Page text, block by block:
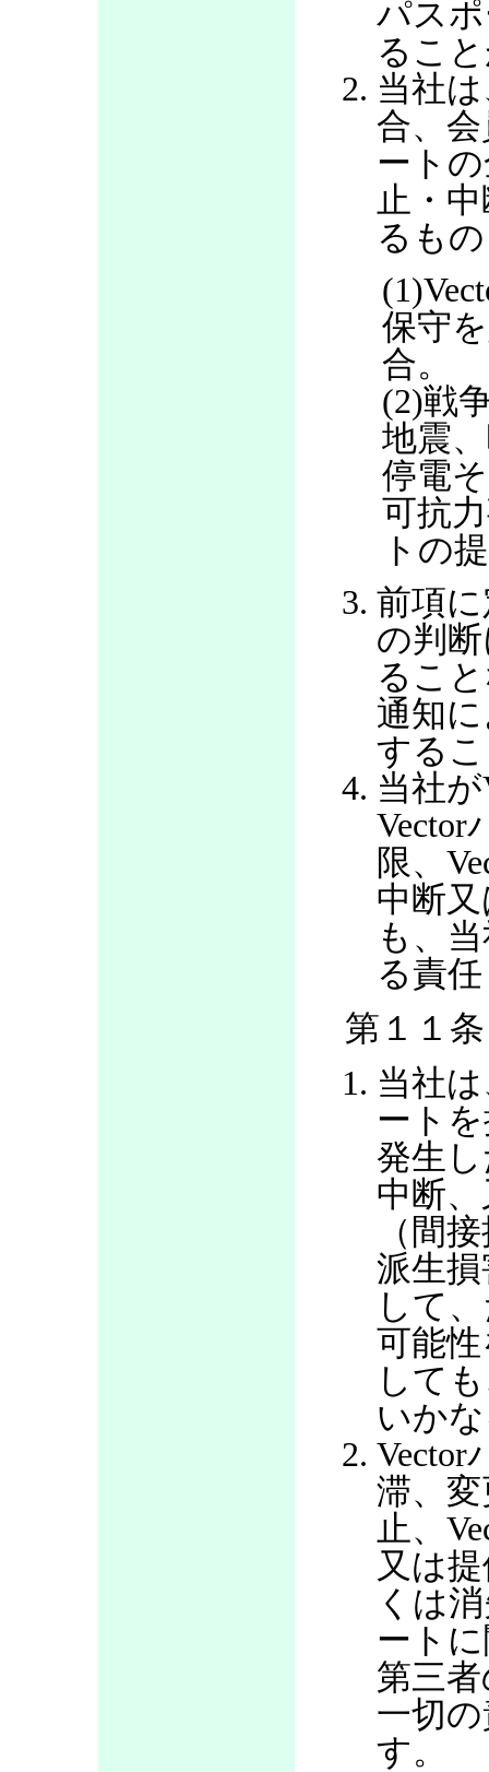
パス
るこ
当社
合、
ート
止・
るも
保守
合。
(2)戦
地震
停電
可抗
トの
前項
の判
るこ
通知
する
当社
Vector
限、
中断
も、
る責
第１１
当社
ート
発生
中断
（間
派生
して
可能
して
いか
Vector
滞、
止、
又は
くは
ート
第三
一切
す。